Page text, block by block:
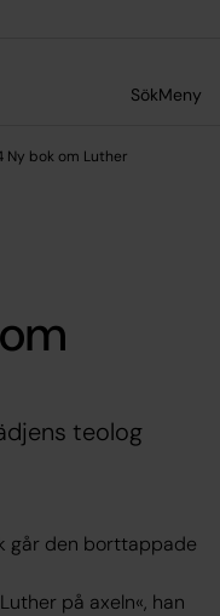
SökMeny
Ny bok om Luther
teolog
går den borttappade
på axeln«, han